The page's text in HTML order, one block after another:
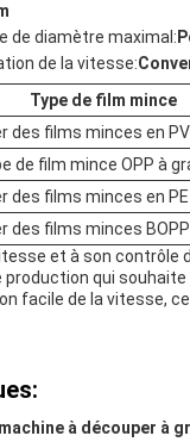
de diamètre maximal:
de la vitesse:
Type de film mince
des films minces en
de film mince OPP à
des films minces en
des films minces
et à son
qui
facile de la vitesse,
à découper à